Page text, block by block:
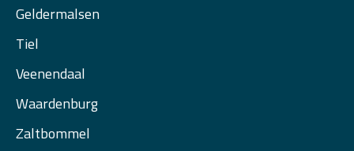
Geldermalsen
Tiel
Veenendaal
Waardenburg
Zaltbommel